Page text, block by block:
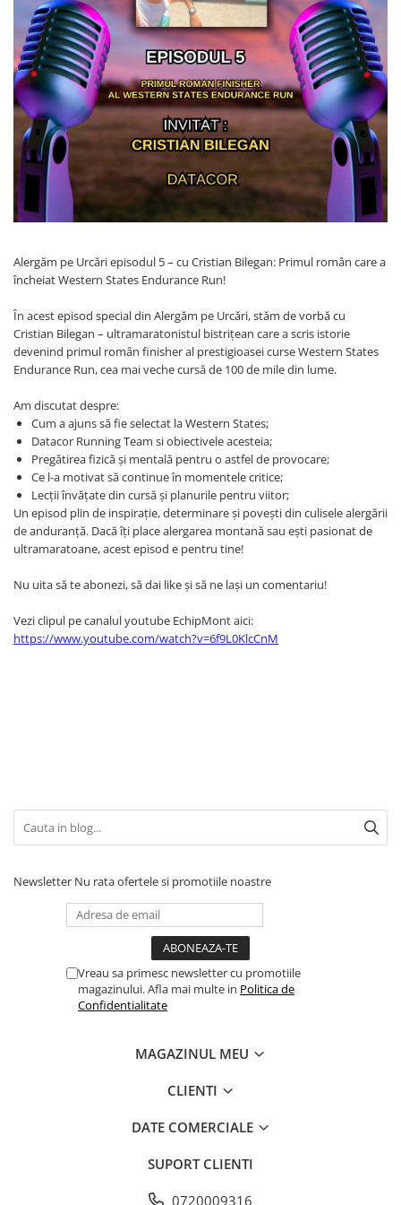
Hidratare
Rucsacuri Alergare
Accesorii alergare
Centuri Alergare
Genti transport echipament
Nutritie
Bauturi Refacere
Geluri Energizante Beta Fuel
Geluri Energizante Izotonice
Barbati
Femei
Copii
Jachete Puf
Barbati
Femei
Jachete Polar
Barbati
Femei
Manusi
Barbati
Femei
Copii
Pantaloni
Femei
Copii
Parazapezi
Barbati
Femei
Copii
Jachete Ski/Snowboard
Barbati
Sosete
Barbati
Copii
Jachete Softshell
Sepci/Vizere
Alergăm pe Urcări episodul 5 – cu Cristian Bilegan: Primul român care a
încheiat Western States Endurance Run!
În acest episod special din Alergăm pe Urcări, stăm de vorbă cu
Cristian Bilegan – ultramaratonistul bistrițean care a scris istorie
devenind primul român finisher al prestigioasei curse Western States
Endurance Run, cea mai veche cursă de 100 de mile din lume.
Am discutat despre:
Cum a ajuns să fie selectat la Western States;
Datacor Running Team si obiectivele acesteia;
Pregătirea fizică și mentală pentru o astfel de provocare;
Ce l-a motivat să continue în momentele critice;
Lecții învățate din cursă și planurile pentru viitor;
Un episod plin de inspirație, determinare și povești din culisele alergării
de anduranță. Dacă îți place alergarea montană sau ești pasionat de
ultramaratoane, acest episod e pentru tine!
Nu uita să te abonezi, să dai like și să ne lași un comentariu!
Vezi clipul pe canalul youtube EchipMont aici:
https://www.youtube.com/watch?v=6f9L0KlcCnM
Newsletter Nu rata ofertele si promotiile noastre
Vreau sa primesc newsletter cu promotiile
magazinului. Afla mai multe in Politica de
Confidentialitate
MAGAZINUL MEU
CLIENTI
DATE COMERCIALE
SUPORT CLIENTI
0720009316